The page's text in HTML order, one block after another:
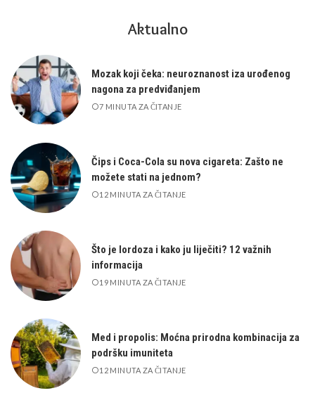
Aktualno
Mozak koji čeka: neuroznanost iza urođenog
nagona za predviđanjem
7 MINUTA ZA ČITANJE
Čips i Coca-Cola su nova cigareta: Zašto ne
možete stati na jednom?
12 MINUTA ZA ČITANJE
Što je lordoza i kako ju liječiti? 12 važnih
informacija
19 MINUTA ZA ČITANJE
Med i propolis: Moćna prirodna kombinacija za
podršku imuniteta
12 MINUTA ZA ČITANJE